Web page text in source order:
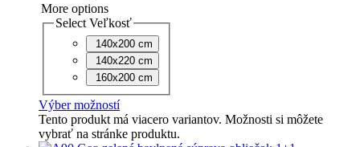
More options
Select Veľkosť
140x200 cm
140x220 cm
160x200 cm
Výber možností
Tento produkt má viacero variantov. Možnosti si môžete
vybrať na stránke produktu.